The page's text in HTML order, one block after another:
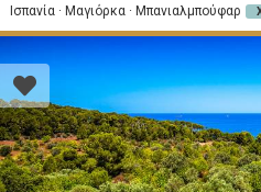
Ισπανία · Μαγιόρκα · Μπανιαλμπούφαρ